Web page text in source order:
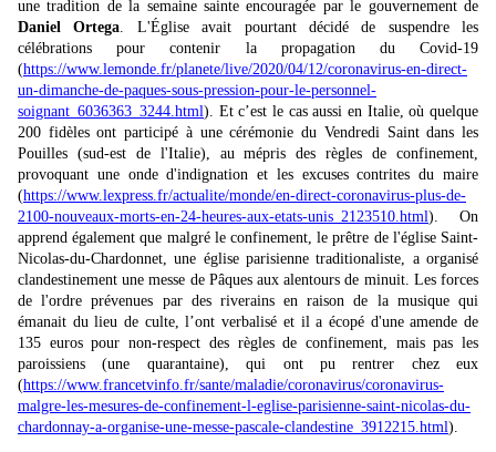
une tradition de la semaine sainte encouragée par le gouvernement de
Daniel Ortega. L'Église avait pourtant décidé de suspendre les
célébrations pour contenir la propagation du Covid-19
(https://www.lemonde.fr/planete/live/2020/04/12/coronavirus-en-direct-
un-dimanche-de-paques-sous-pression-pour-le-personnel-
soignant_6036363_3244.html). Et c’est le cas aussi en Italie, où quelque
200 fidèles ont participé à une cérémonie du Vendredi Saint dans les
Pouilles (sud-est de l'Italie), au mépris des règles de confinement,
provoquant une onde d'indignation et les excuses contrites du maire
(https://www.lexpress.fr/actualite/monde/en-direct-coronavirus-plus-de-
2100-nouveaux-morts-en-24-heures-aux-etats-unis_2123510.html). On
apprend également que malgré le confinement, le prêtre de l'église Saint-
Nicolas-du-Chardonnet, une église parisienne traditionaliste, a organisé
clandestinement une messe de Pâques aux alentours de minuit. Les forces
de l'ordre prévenues par des riverains en raison de la musique qui
émanait du lieu de culte, l’ont verbalisé et il a écopé d'une amende de
135 euros pour non-respect des règles de confinement, mais pas les
paroissiens (une quarantaine), qui ont pu rentrer chez eux
(https://www.francetvinfo.fr/sante/maladie/coronavirus/coronavirus-
malgre-les-mesures-de-confinement-l-eglise-parisienne-saint-nicolas-du-
chardonnay-a-organise-une-messe-pascale-clandestine_3912215.html).